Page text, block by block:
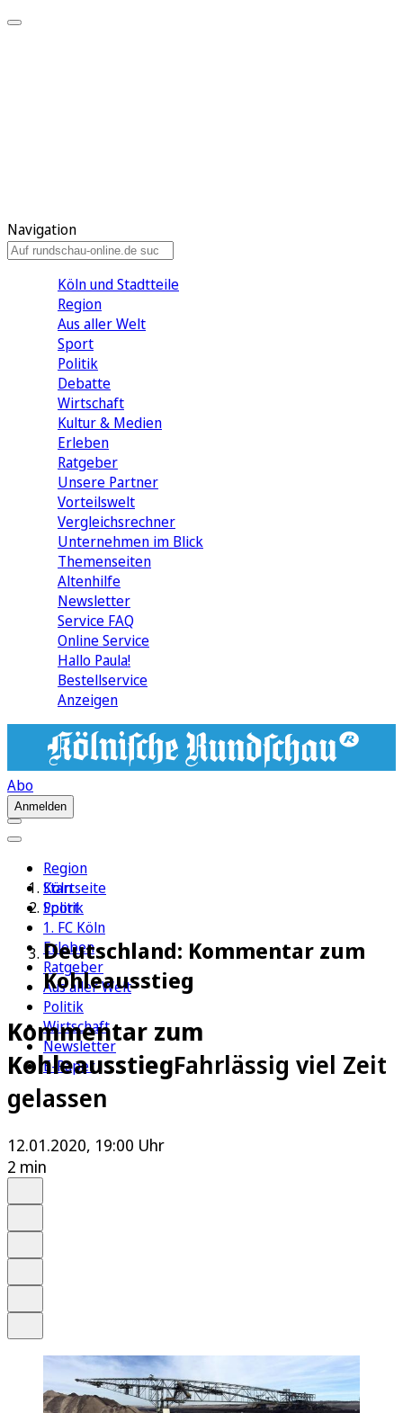
Navigation
Köln und Stadtteile
Region
Aus aller Welt
Sport
Politik
Debatte
Wirtschaft
Kultur & Medien
Erleben
Ratgeber
Unsere Partner
Vorteilswelt
Vergleichsrechner
Unternehmen im Blick
Themenseiten
Altenhilfe
Newsletter
Service FAQ
Online Service
Hallo Paula!
Bestellservice
Anzeigen
Abo
Anmelden
Region
Köln
Sport
1. FC Köln
Erleben
Ratgeber
Aus aller Welt
Politik
Wirtschaft
Newsletter
E-Paper
Startseite
Politik
Deutschland: Kommentar zum
Kohleausstieg
Kommentar zum
KohleausstiegFahrlässig viel Zeit
gelassen
12.01.2020, 19:00 Uhr
2 min